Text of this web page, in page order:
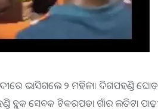
ଭାସିଗଲେ ୨ ମହିଳା। ଦିଗପହଣ୍ଡି
ସେବକ ଟିକରପଡା ଗାଁର ଲତିଟା